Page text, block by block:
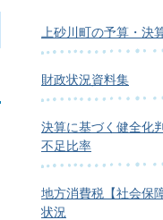
上砂川町の予算・決
財政状況資料集
決算に基づく健全化
不足比率
地方消費税【社会保
状況